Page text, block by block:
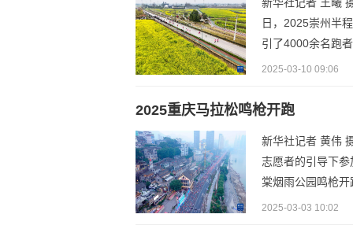
新华社记者 王
日，2025崇州半
引了4000余名跑
2025-03-10 09:06
2025重庆马拉松鸣枪开跑
新华社记者 黄伟
志愿者的引导下
棠烟雨公园鸣枪
2025-03-03 10:02